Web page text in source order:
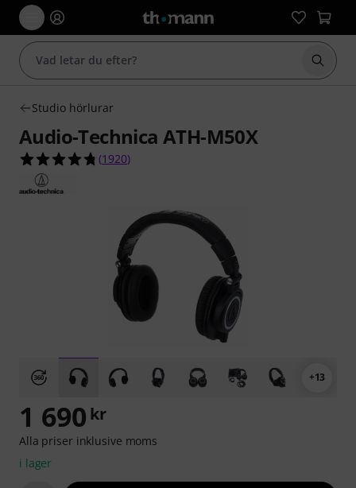
Börja
Studio hörlurar
Audio-Technica ATH-M50X
4.7 av 5 stjärnor från 1920 kundbetyg
(1920)
+13
1 690 kr
Alla priser inklusive moms
i lager